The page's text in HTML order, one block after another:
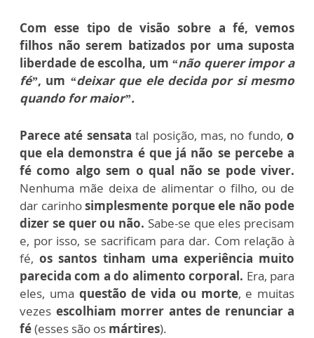
Com esse tipo de visão sobre a fé, vemos
filhos não serem batizados por uma suposta
liberdade de escolha, um “não querer impor a
fé”, um “deixar que ele decida por si mesmo
quando for maior”.
Parece até sensata tal posição, mas, no fundo, o
que ela demonstra é que já não se percebe a
fé como algo sem o qual não se pode viver.
Nenhuma mãe deixa de alimentar o filho, ou de
dar carinhosimplesmente porque ele não pode
dizer se quer ou não. Sabe-se que eles precisam
e, por isso, se sacrificam para dar. Com relação à
fé,os santos tinham uma experiência muito
parecida com a do alimento corporal. Era, para
eles, uma questão de vida ou morte, e muitas
vezes escolhiam morrer antes de renunciar a
fé(esses são os mártires).